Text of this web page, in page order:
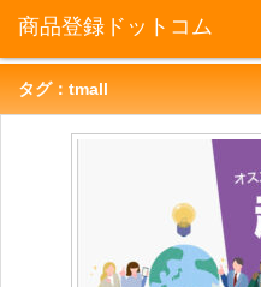
タグ：tmall